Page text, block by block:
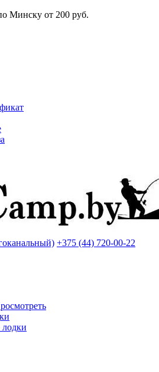
Минску от 200 руб.
+375 (44) 720-00-22